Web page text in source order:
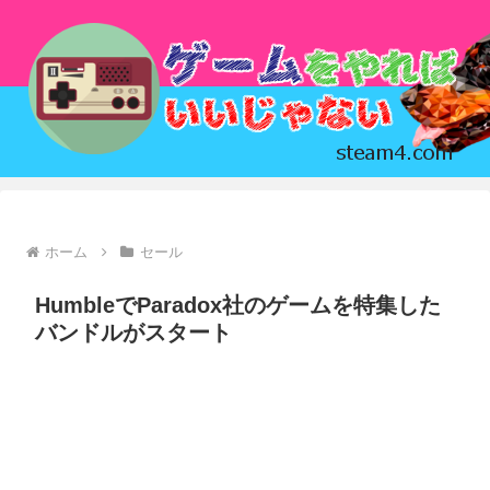
ホーム セール
HumbleでParadox社のゲームを特集した
バンドルがスタート